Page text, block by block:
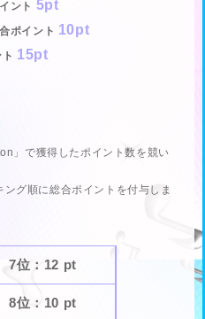
ント 5pt
ポイント 10pt
15pt
」で獲得したポイント数を競い
ング順に総合ポイントを付与しま
7位：12 pt
8位：10 pt